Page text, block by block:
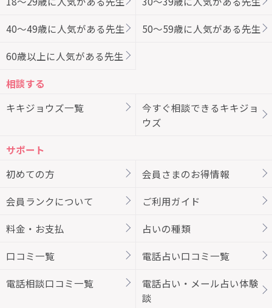
40～49歳に人気がある先生 50～59歳に人気がある先生
60歳以上に人気がある先生
相談する
キキジョウズ一覧
今すぐ相談できるキキジョ
ウズ
サポート
初めての方
会員さまのお得情報
会員ランクについて ご利用ガイド
料金・お支払 占いの種類
口コミ一覧 電話占い口コミ一覧
電話相談口コミ一覧
電話占い・メール占い体験
談